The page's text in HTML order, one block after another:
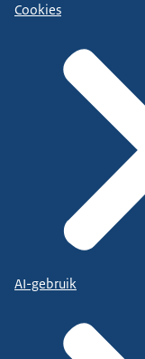
Cookies
AI-gebruik